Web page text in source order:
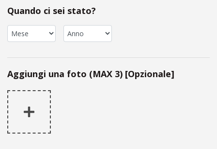
Quando ci sei stato?
Aggiungi una foto (MAX 3) [Opzionale]